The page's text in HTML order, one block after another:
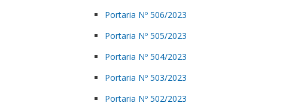
Portaria Nº 506/2023
Portaria Nº 505/2023
Portaria Nº 504/2023
Portaria Nº 503/2023
Portaria Nº 502/2023